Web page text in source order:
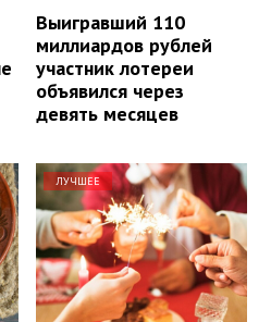
Выигравший 110
миллиардов рублей
участник лотереи
объявился через
девять месяцев
ЛУЧШЕЕ